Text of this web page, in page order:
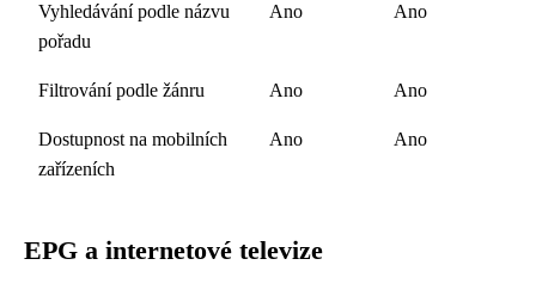
Vyhledávání podle názvu
pořadu
Ano Ano
Filtrování podle žánru Ano Ano
Dostupnost na mobilních
zařízeních
Ano Ano
EPG a internetové televize